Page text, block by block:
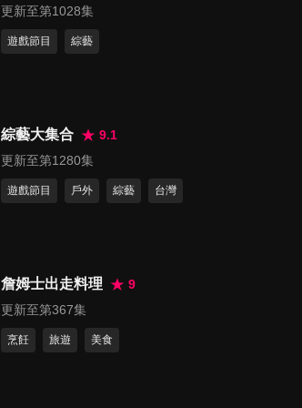
作戰！
45分鐘
第338集 單挑13連霸傳奇排球
44 分鐘
皓崴大鬧娛樂摔角擂台，還有
不插電樂園玩瘋了
46分鐘
第340集 宜芳、金娜妍火辣森
更新至第1028集
遊戲節目 綜藝
綜藝大集合
9.1
更新至第1280集
遊戲節目 戶外 綜藝 台灣
詹姆士出走料理
9
更新至第367集
烹飪 旅遊 美食